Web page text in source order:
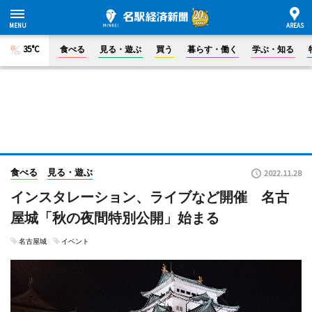
35°C 食べる 見る・遊ぶ 買う 暮らす・働く 学ぶ・知る
食べる 見る・遊ぶ 2022.11.28
インスタレーション、ライブなど開催 名古
屋城「秋の夜間特別公開」始まる
名古屋城 イベント